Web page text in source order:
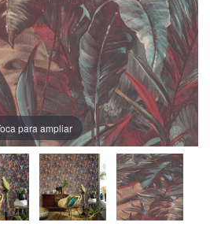
para ampliar